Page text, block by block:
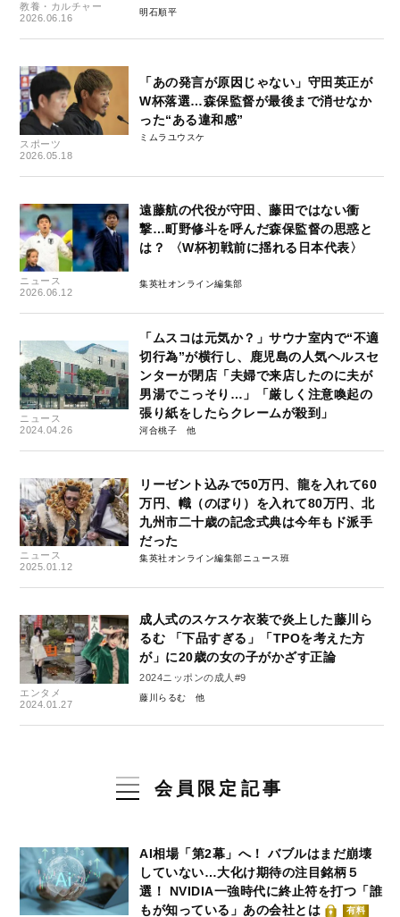
教養・カルチャー
2026.06.16
明石順平
スポーツ
2026.05.18
「あの発言が原因じゃない」守田英正が
W杯落選…森保監督が最後まで消せなか
った“ある違和感”
ミムラユウスケ
ニュース
2026.06.12
遠藤航の代役が守田、藤田ではない衝
撃…町野修斗を呼んだ森保監督の思惑と
は？ 〈W杯初戦前に揺れる日本代表〉
集英社オンライン編集部
ニュース
2024.04.26
「ムスコは元気か？」サウナ室内で“不適
切行為”が横行し、鹿児島の人気ヘルスセ
ンターが閉店「夫婦で来店したのに夫が
男湯でこっそり…」「厳しく注意喚起の
張り紙をしたらクレームが殺到」
河合桃子
ニュース
2025.01.12
リーゼント込みで50万円、龍を入れて60
万円、幟（のぼり）を入れて80万円、北
九州市二十歳の記念式典は今年もド派手
だった
集英社オンライン編集部ニュース班
エンタメ
2024.01.27
成人式のスケスケ衣装で炎上した藤川ら
るむ 「下品すぎる」「TPOを考えた方
が」に20歳の女の子がかざす正論
2024ニッポンの成人#9
藤川らるむ
会員限定記事
AI相場「第2幕」へ！ バブルはまだ崩壊
していない…大化け期待の注目銘柄５
選！ NVIDIA一強時代に終止符を打つ「誰
もが知っている」あの会社とは
有料